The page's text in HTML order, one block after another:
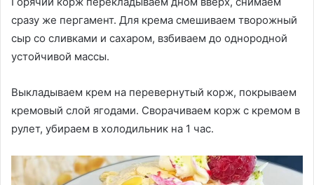
сразу же пергамент. Для крема смешиваем творожный
сыр со сливками и сахаром, взбиваем до однородной
устойчивой массы.
Выкладываем крем на перевернутый корж, покрываем
кремовый слой ягодами. Сворачиваем корж с кремом в
рулет, убираем в холодильник на 1 час.